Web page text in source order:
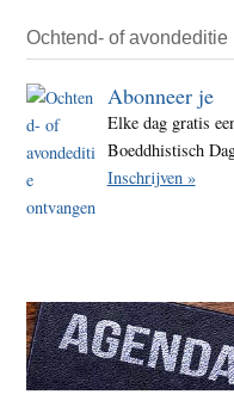
Ochtend- of avondeditie
Abonneer je
Elke dag gratis
Boeddhistisch
Inschrijven »